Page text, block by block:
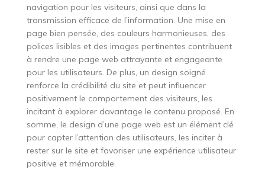
navigation pour les visiteurs, ainsi que dans la
transmission efficace de l’information. Une mise en
page bien pensée, des couleurs harmonieuses, des
polices lisibles et des images pertinentes contribuent
à rendre une page web attrayante et engageante
pour les utilisateurs. De plus, un design soigné
renforce la crédibilité du site et peut influencer
positivement le comportement des visiteurs, les
incitant à explorer davantage le contenu proposé. En
somme, le design d’une page web est un élément clé
pour capter l’attention des utilisateurs, les inciter à
rester sur le site et favoriser une expérience utilisateur
positive et mémorable.